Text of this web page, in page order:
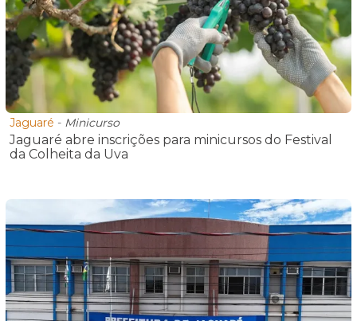
Jaguaré - Minicurso
Jaguaré abre inscrições para minicursos do Festival
da Colheita da Uva